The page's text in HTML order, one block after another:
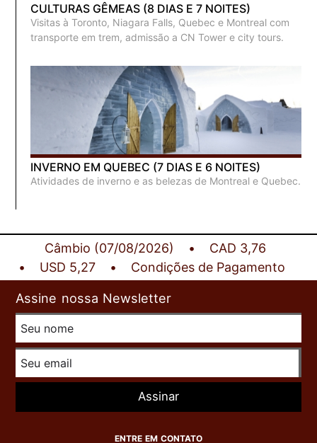
CULTURAS GÊMEAS (8 DIAS E 7 NOITES)
Visitas à Toronto, Niagara Falls, Quebec e Montreal com
transporte em trem, admissão a CN Tower e city tours.
INVERNO EM QUEBEC (7 DIAS E 6 NOITES)
Atividades de inverno e as belezas de Montreal e Quebec.
Câmbio (07/08/2026)
CAD 3,76
USD 5,27
Condições de Pagamento
Assine nossa Newsletter
Assinar
ENTRE EM CONTATO